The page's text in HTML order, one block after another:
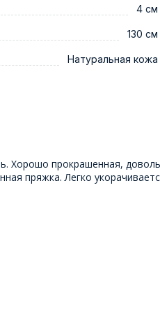
4 см
130 см
Натуральная кожа
Хорошо прокрашенная,
пряжка. Легко